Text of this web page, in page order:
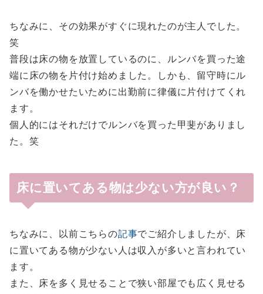
ちなみに、その効果がすぐに現れたのが主人でした。
笑
普段は床の物を放置しているのに、ルンバを買った途
端に床の物を片付け始めました。しかも、留守時にル
ンバを働かせたいために出勤前に律儀に片付けてくれ
ます。
個人的にはそれだけでルンバを買った甲斐がありまし
た。笑
床に置いてある物は少ない方が良い？
ちなみに、以前こちらの記事でご紹介しましたが、床
に置いてある物が少ない人は収入が多いと言われてい
ます。
また、床を多く見せることで狭い部屋でも広く見せる